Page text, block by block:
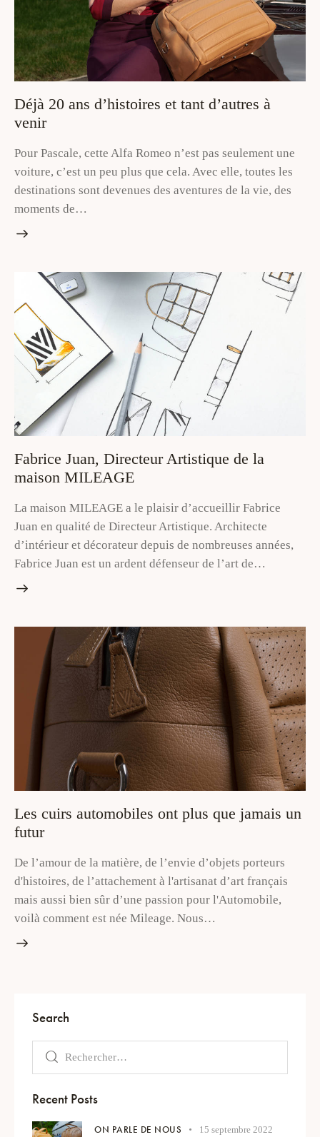
Déjà 20 ans d’histoires et tant d’autres à
venir
Pour Pascale, cette Alfa Romeo n’est pas seulement une
voiture, c’est un peu plus que cela. Avec elle, toutes les
destinations sont devenues des aventures de la vie, des
moments de…
Fabrice Juan, Directeur Artistique de la
maison MILEAGE
La maison MILEAGE a le plaisir d’accueillir Fabrice
Juan en qualité de Directeur Artistique. Architecte
d’intérieur et décorateur depuis de nombreuses années,
Fabrice Juan est un ardent défenseur de l’art de…
Les cuirs automobiles ont plus que jamais un
futur
De l’amour de la matière, de l’envie d’objets porteurs
d'histoires, de l’attachement à l'artisanat d’art français
mais aussi bien sûr d’une passion pour l'Automobile,
voilà comment est née Mileage. Nous…
Search
Recent Posts
ON PARLE DE NOUS 15 septembre 2022